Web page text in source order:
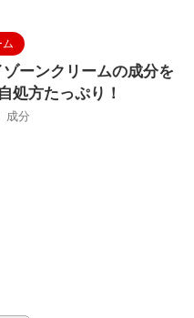
ーンクリームの成分を
処方たっぷり！
成分